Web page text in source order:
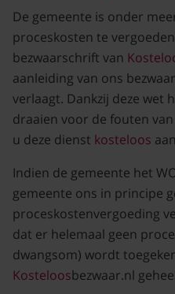
De gemeente is onder
proceskosten te
bezwaarschrift van
aanleiding van ons
verlaagt. Dankzij deze wet
draaien voor de fouten
u deze dienst kosteloos
Indien de gemeente het
gemeente ons in principe
proceskostenvergoeding
dat er helemaal geen
dwangsom) wordt
Kosteloosbezwaar.nl